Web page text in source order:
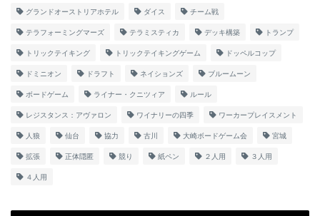
グランドオーストリアホテル ダイス チーム戦
テラフォーミングマーズ テラミスティカ デッキ構築 トランプ
トリックテイキング トリックテイキングゲーム ドッペルコップ
ドミニオン ドラフト ネイションズ ブルームーン
ボードゲーム ライナー・クニツィア ルール
レジスタンス：アヴァロン ワイナリーの四季 ワーカープレイスメント
人狼 仙台 協力 古川 大崎ボードゲーム会 宮城
拡張 正体隠匿 競り 紙ペン ２人用 ３人用
４人用